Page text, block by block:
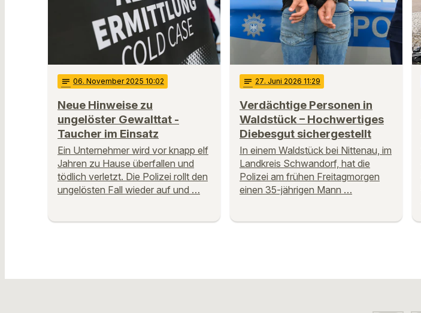
notes 06. November 2025 10:02
Neue Hinweise zu
ungelöster Gewalttat -
Taucher im Einsatz
Ein Unternehmer wird vor knapp elf
Jahren zu Hause überfallen und
tödlich verletzt. Die Polizei rollt den
ungelösten Fall wieder auf und …
notes 27. Juni 2026 11:29
Verdächtige Personen in
Waldstück – Hochwertiges
Diebesgut sichergestellt
In einem Waldstück bei Nittenau, im
Landkreis Schwandorf, hat die
Polizei am frühen Freitagmorgen
einen 35-jährigen Mann …